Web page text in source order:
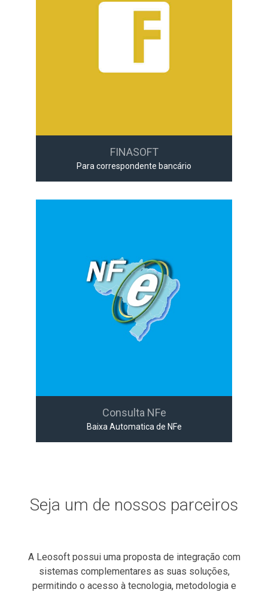
FINASOFT
Para correspondente bancário
Consulta NFe
Baixa Automatica de NFe
Seja um de nossos parceiros
A Leosoft possui uma proposta de integração com
sistemas complementares as suas soluções,
permitindo o acesso à tecnologia, metodologia e